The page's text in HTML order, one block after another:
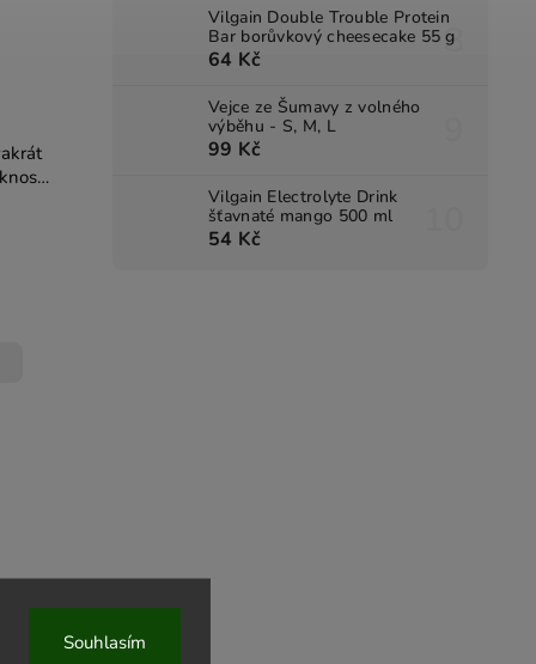
Souhlasím
Vilgain Double Trouble Protein
Bar borůvkový cheesecake 55 g
64 Kč
Vejce ze Šumavy z volného
výběhu - S, M, L
99 Kč
Vilgain Electrolyte Drink
šťavnaté mango 500 ml
54 Kč